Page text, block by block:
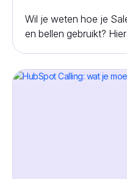
Wil je weten hoe je
en bellen gebruikt?